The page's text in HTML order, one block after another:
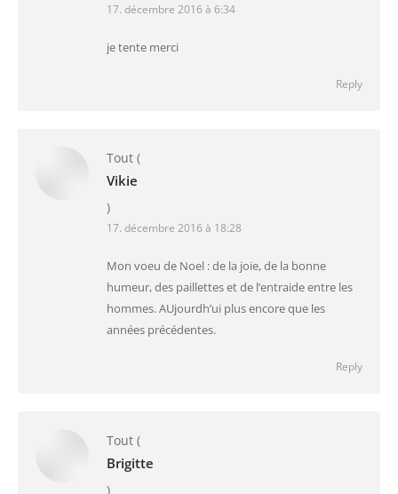
17. décembre 2016 à 6:34
je tente merci
Reply
Tout (
Vikie
)
17. décembre 2016 à 18:28
Mon voeu de Noel : de la joie, de la bonne
humeur, des paillettes et de l’entraide entre les
hommes. AUjourdh’ui plus encore que les
années précédentes.
Reply
Tout (
Brigitte
)